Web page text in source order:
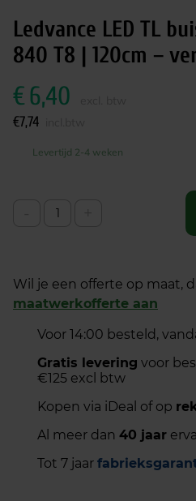
Ledvance LED TL
840 T8 | 120cm –
€6,40
€7,74
Levertijd 2-4 weken
Wil je een offerte op maat,
maatwerkofferte aan
Voor 14:00 besteld,
Gratis levering voor
€125 excl btw
Kopen via iDeal of op
Al meer dan 40 jaar
Tot 7 jaar